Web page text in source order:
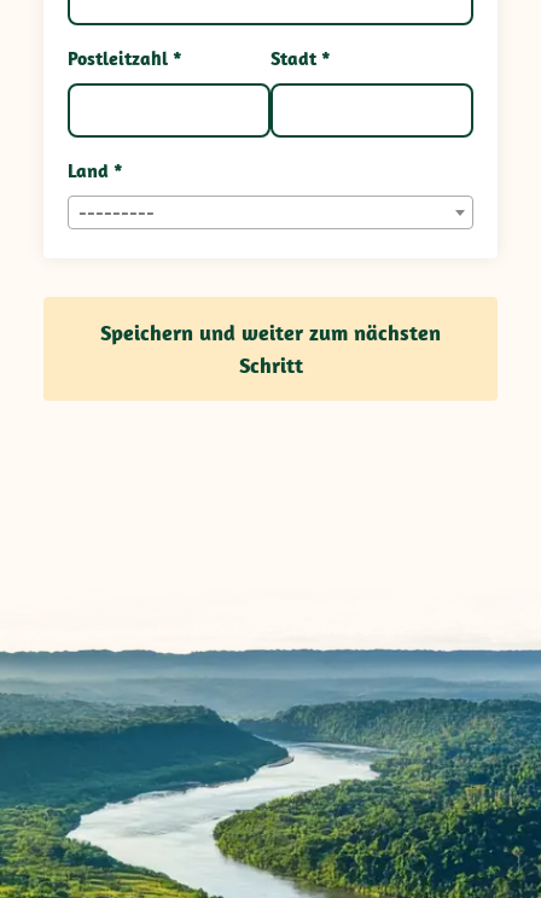
Postleitzahl * Stadt *
Land *
---------
Speichern und weiter zum nächsten
Schritt